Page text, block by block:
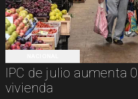
IPC de julio aumenta
vivienda